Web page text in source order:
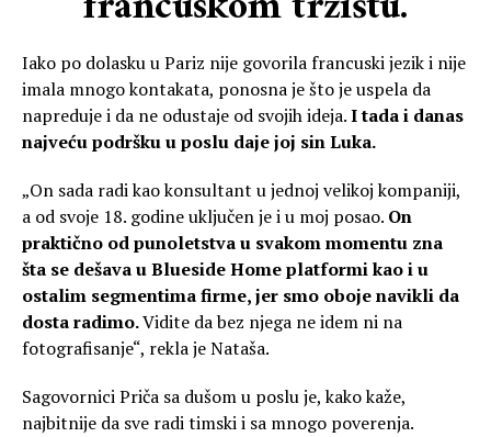
Iako po dolasku u Pariz nije govorila francuski jezik i nije
imala mnogo kontakata, ponosna je što je uspela da
napreduje i da ne odustaje od svojih ideja.I tada i danas
najveću podršku u poslu daje joj sin Luka.
„On sada radi kao konsultant u jednoj velikoj kompaniji,
a od svoje 18. godine uključen je i u moj posao. On
praktično od punoletstva u svakom momentu zna
šta se dešava u Blueside Home platformi kao i u
ostalim segmentima firme, jer smo oboje navikli da
dosta radimo.Vidite da bez njega ne idem ni na
fotografisanje“, rekla je Nataša.
Sagovornici Priča sa dušom u poslu je, kako kaže,
najbitnije da sve radi timski i sa mnogo poverenja.